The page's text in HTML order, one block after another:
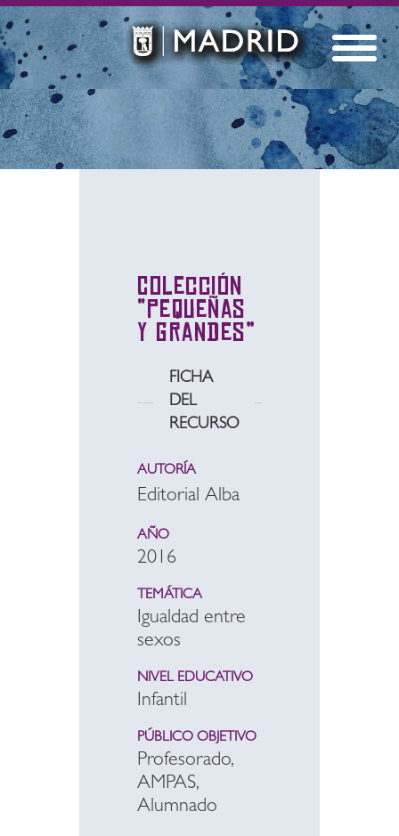
Colección
“Pequeñas
y grandes”
FICHA
DEL
RECURSO
AUTORÍA
Editorial Alba
AÑO
2016
TEMÁTICA
Igualdad entre
sexos
NIVEL EDUCATIVO
Infantil
PÚBLICO OBJETIVO
Profesorado,
AMPAS,
Alumnado